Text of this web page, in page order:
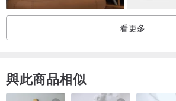
看更多
與此商品相似